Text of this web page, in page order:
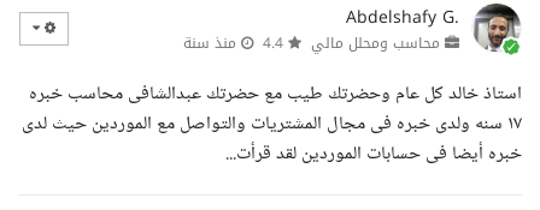
Abdelshafy G.
محاسب ومحلل مالي منذ سنة
استاذ خالد كل عام وحضرتك طيب مع حضرتك عبدالشافى محاسب خبره
١٧ سنه ولدى خبره فى مجال المشتريات والتواصل مع الموردين حيث لدى
خبره أيضا فى حسابات الموردين لقد قرأت...